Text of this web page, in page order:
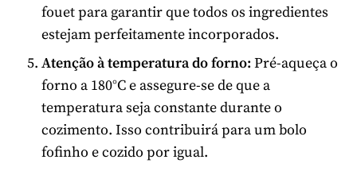
fouet para garantir que todos os ingredientes
estejam perfeitamente incorporados.
Atenção à temperatura do forno: Pré-aqueça o
forno a 180°C e assegure-se de que a
temperatura seja constante durante o
cozimento. Isso contribuirá para um bolo
fofinho e cozido por igual.